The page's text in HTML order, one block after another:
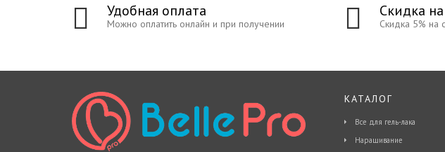
Удобная оплата
Можно оплатить онлайн и при получении
Скидка
Скидка 5% на
КАТАЛОГ
Все для гель-лака
Наращивание